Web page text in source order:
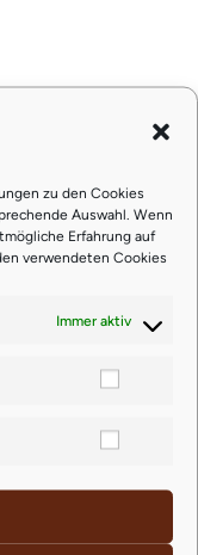
zu den Cookies
Auswahl. Wenn
Erfahrung auf
verwendeten Cookies
Immer aktiv
ml (belebt